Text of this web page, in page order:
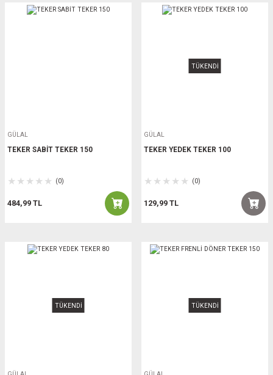
GÜLAL
TEKER SABİT TEKER 150
(0)
484,99 TL
TÜKENDİ
GÜLAL
TEKER YEDEK TEKER 100
(0)
129,99 TL
TÜKENDİ TÜKENDİ